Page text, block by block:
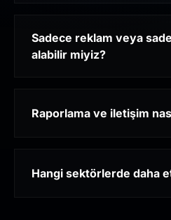
Sadece reklam veya
alabilir miyiz?
Raporlama ve iletişim
Hangi sektörlerde daha